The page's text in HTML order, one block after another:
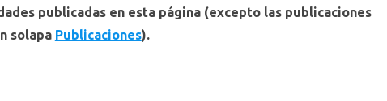
publicadas en esta página (excepto las publicaciones
solapa Publicaciones).